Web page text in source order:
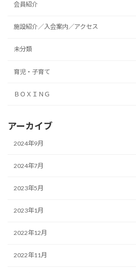
会員紹介
施設紹介／入会案内／アクセス
未分類
育児・子育て
ＢＯＸＩＮＧ
アーカイブ
2024年9月
2024年7月
2023年5月
2023年1月
2022年12月
2022年11月